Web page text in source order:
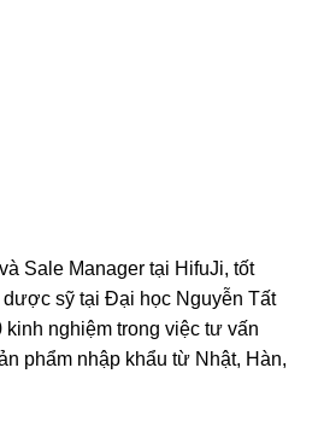
Sale Manager tại HifuJi, tốt
sỹ tại Đại học Nguyễn Tất
nghiệm trong việc tư vấn
phẩm nhập khẩu từ Nhật, Hàn,